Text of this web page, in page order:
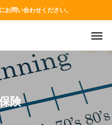
お問い合わせください。
険
MAIL
Instagram